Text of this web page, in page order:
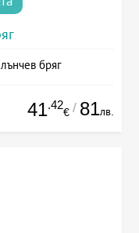
бряг
41.42
€ / 81лв.